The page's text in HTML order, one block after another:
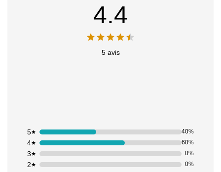
4.4
5 avis
2 0%
3 0%
4 60%
5 40%